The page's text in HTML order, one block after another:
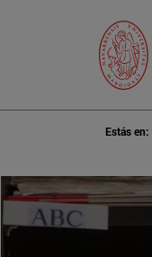
Estás en: